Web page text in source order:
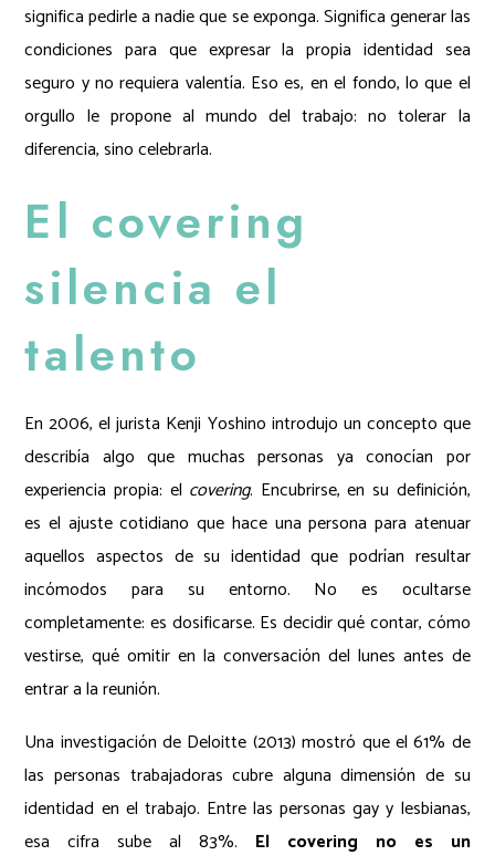
significa pedirle a nadie que se exponga. Significa generar las
condiciones para que expresar la propia identidad sea
seguro y no requiera valentía. Eso es, en el fondo, lo que el
orgullo le propone al mundo del trabajo: no tolerar la
diferencia, sino celebrarla.
El covering
silencia el
talento
En 2006, el jurista Kenji Yoshino introdujo un concepto que
describía algo que muchas personas ya conocían por
experiencia propia: el covering. Encubrirse, en su definición,
es el ajuste cotidiano que hace una persona para atenuar
aquellos aspectos de su identidad que podrían resultar
incómodos para su entorno. No es ocultarse
completamente: es dosificarse. Es decidir qué contar, cómo
vestirse, qué omitir en la conversación del lunes antes de
entrar a la reunión.
Una investigación de Deloitte (2013) mostró que el 61% de
las personas trabajadoras cubre alguna dimensión de su
identidad en el trabajo. Entre las personas gay y lesbianas,
esa cifra sube al 83%. El covering no es un